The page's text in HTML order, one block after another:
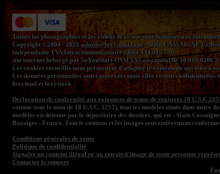
Toutes les photographies et les vidéos de ce site sont soumises aux lois
Copyright ©2004 - 2021admin@foxymud.com- Alain.CASSAIGNE Le
indépendante TVA Intracommunautaire FR64 334 015 799
site internet hébergé par SoYouStart-OVH SAS au capital de 10 069 020€
Les cookies recueillis nous permettent d’adapter le contenu de nos sites à
Les données personnelles sont conservées mais elles restent
foxymud et foxystock
Déclaration de conformité aux exigences de tenue de registres 18 U.S.C
connue sous le nom de 18 U.S.C. 2257), tous les modèles situés dans
modèles est détenue par le dépositaire des dossiers, qui est : Alain
Bazaiges - France. Tout le contenu et les images sont entièrement
Conditions générales de vente
Politique de confidentialité
Signaler un contenu illégal et/ ou retrait d'image de toute personne
Contacter le support